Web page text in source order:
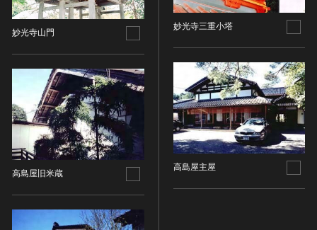
妙光寺山門
高島屋旧米蔵
妙光寺三重小塔
高島屋主屋
明 [中国]
清 [中国]
その他
歴史資料／書跡・典籍／古文書
その他
伝統芸能
能楽
文楽
工芸技術
COPYRIGHT UNDETERMINED - JP ORPHAN
WORK（著作権未決定-裁定制度利用著作物）